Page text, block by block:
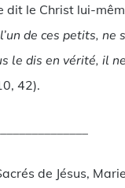
dit le Christ lui-
de ces petits, ne
le dis en vérité, il
42).
de Jésus,